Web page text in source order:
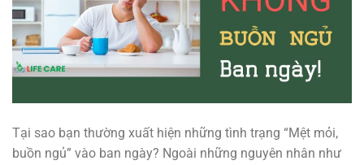
Tại sao bạn thường xuất hiện những tình trạng “Mệt mỏi,
buồn ngủ” vào ban ngày? Ngoài những nguyên nhân như